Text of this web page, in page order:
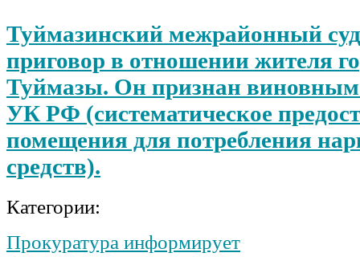
Туймазинский межрайонный
приговор в отношении жителя
Туймазы. Он признан виновным
УК РФ (систематическое
помещения для потребления
средств).
Категории:
Прокуратура информирует